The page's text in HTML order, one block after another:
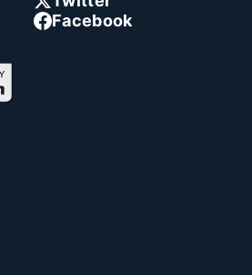
Facebook